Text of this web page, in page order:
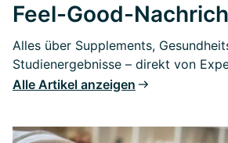
Feel-Good-
Alles über Supplements,
Studienergebnisse – direkt von
Alle Artikel anzeigen